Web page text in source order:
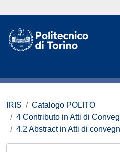
IRIS
Catalogo POLITO
4 Contributo in Atti di
4.2 Abstract in Atti di